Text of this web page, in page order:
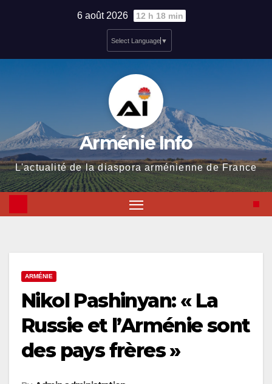
6 août 2026 12 h 18 min
Select Language ▼
Arménie Info
L'actualité de la diaspora arménienne de France
ARMÉNIE
Nikol Pashinyan: « La
Russie et l’Arménie sont
des pays frères »